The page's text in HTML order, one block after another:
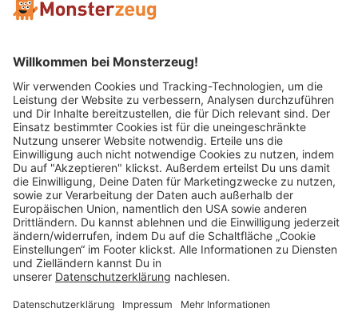
Mitglied im:
Impressum AGB Widerrufsbelehrung